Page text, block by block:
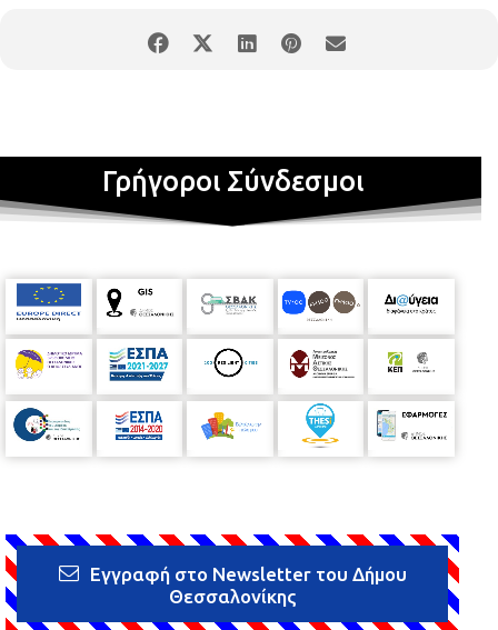
Γρήγοροι Σύνδεσμοι
Εγγραφή στο Newsletter του Δήμου
Θεσσαλονίκης